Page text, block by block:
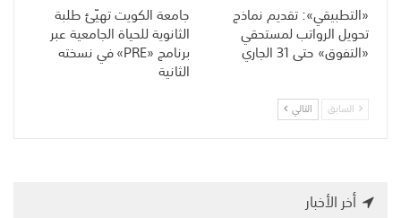
«التطبيقي»: تقديم نماذج
تحويل الرواتب لمستحقي
«التفوق» حتى 31 الجاري
جامعة الكويت تهيّئ طلبة
الثانوية للحياة الجامعية عبر
برنامج «PRE» في نسخته
الثانية
السابق التالي
أخر الأخبار